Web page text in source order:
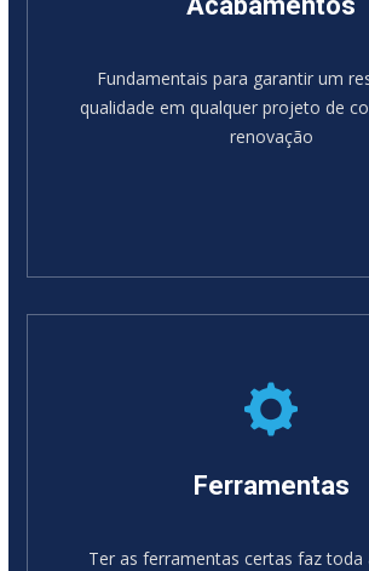
Fundamentais para garantir um
qualidade em qualquer projeto de
renovação
Ferramentas
Ter as ferramentas certas faz toda